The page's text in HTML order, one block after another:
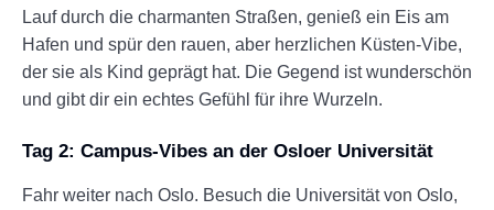
Lauf durch die charmanten Straßen, genieß ein Eis am
Hafen und spür den rauen, aber herzlichen Küsten-Vibe,
der sie als Kind geprägt hat. Die Gegend ist wunderschön
und gibt dir ein echtes Gefühl für ihre Wurzeln.
Tag 2: Campus-Vibes an der Osloer Universität
Fahr weiter nach Oslo. Besuch die Universität von Oslo,